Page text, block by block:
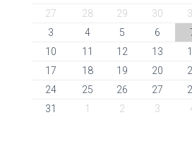
27
28 29 30
3
4 5 6
10
11 12 13
17
18 19 20
24
25 26 27
31
1 2 3